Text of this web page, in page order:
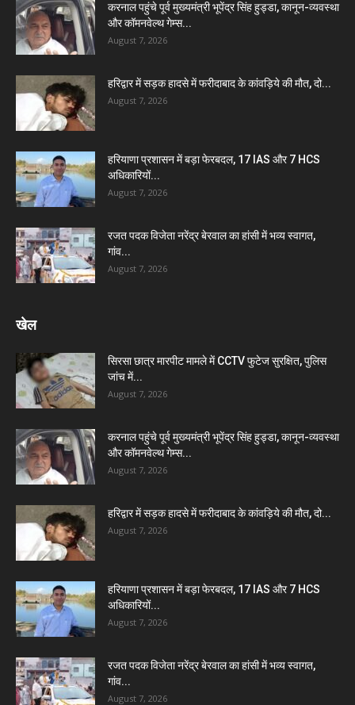
करनाल पहुंचे पूर्व मुख्यमंत्री भूपेंद्र सिंह हुड्डा, कानून-व्यवस्था
और कॉमनवेल्थ गेम्स...
August 7, 2026
हरिद्वार में सड़क हादसे में फरीदाबाद के कांवड़िये की मौत, दो...
August 7, 2026
हरियाणा प्रशासन में बड़ा फेरबदल, 17 IAS और 7 HCS
अधिकारियों...
August 7, 2026
रजत पदक विजेता नरेंद्र बेरवाल का हांसी में भव्य स्वागत,
गांव...
August 7, 2026
खेल
सिरसा छात्र मारपीट मामले में CCTV फुटेज सुरक्षित, पुलिस
जांच में...
August 7, 2026
करनाल पहुंचे पूर्व मुख्यमंत्री भूपेंद्र सिंह हुड्डा, कानून-व्यवस्था
और कॉमनवेल्थ गेम्स...
August 7, 2026
हरिद्वार में सड़क हादसे में फरीदाबाद के कांवड़िये की मौत, दो...
August 7, 2026
हरियाणा प्रशासन में बड़ा फेरबदल, 17 IAS और 7 HCS
अधिकारियों...
August 7, 2026
रजत पदक विजेता नरेंद्र बेरवाल का हांसी में भव्य स्वागत,
गांव...
August 7, 2026